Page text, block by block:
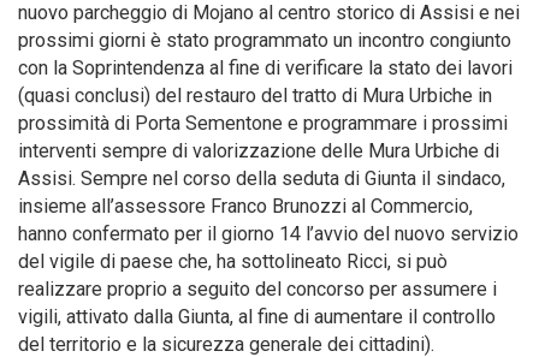
nuovo parcheggio di Mojano al centro storico di Assisi e nei
prossimi giorni è stato programmato un incontro congiunto
con la Soprintendenza al fine di verificare la stato dei lavori
(quasi conclusi) del restauro del tratto di Mura Urbiche in
prossimità di Porta Sementone e programmare i prossimi
interventi sempre di valorizzazione delle Mura Urbiche di
Assisi. Sempre nel corso della seduta di Giunta il sindaco,
insieme all’assessore Franco Brunozzi al Commercio,
hanno confermato per il giorno 14 l’avvio del nuovo servizio
del vigile di paese che, ha sottolineato Ricci, si può
realizzare proprio a seguito del concorso per assumere i
vigili, attivato dalla Giunta, al fine di aumentare il controllo
del territorio e la sicurezza generale dei cittadini).